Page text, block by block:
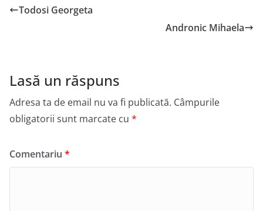
Todosi Georgeta
Andronic Mihaela
Lasă un răspuns
Adresa ta de email nu va fi publicată. Câmpurile
obligatorii sunt marcate cu *
Comentariu *